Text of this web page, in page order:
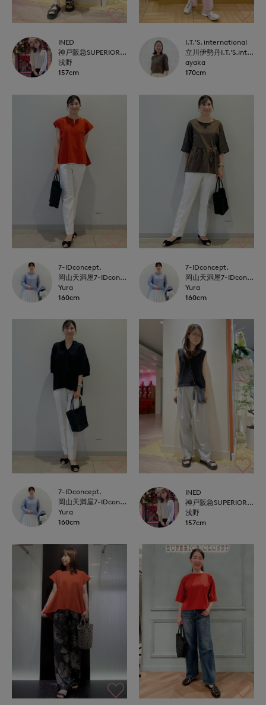
INED
神戸阪急SUPERIORCLOSET
浅野
157cm
I.T.'S. international
立川伊勢丹I.T.'S.international
ayaka
170cm
7-IDconcept.
岡山天満屋7-IDconcept.
Yura
160cm
7-IDconcept.
岡山天満屋7-IDconcept.
Yura
160cm
7-IDconcept.
岡山天満屋7-IDconcept.
Yura
160cm
INED
神戸阪急SUPERIORCLOSET
浅野
157cm